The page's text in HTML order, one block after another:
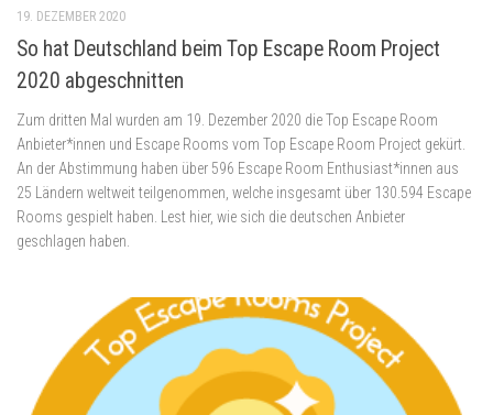
19. DEZEMBER 2020
So hat Deutschland beim Top Escape Room Project
2020 abgeschnitten
Zum dritten Mal wurden am 19. Dezember 2020 die Top Escape Room
Anbieter*innen und Escape Rooms vom Top Escape Room Project gekürt.
An der Abstimmung haben über 596 Escape Room Enthusiast*innen aus
25 Ländern weltweit teilgenommen, welche insgesamt über 130.594 Escape
Rooms gespielt haben. Lest hier, wie sich die deutschen Anbieter
geschlagen haben.